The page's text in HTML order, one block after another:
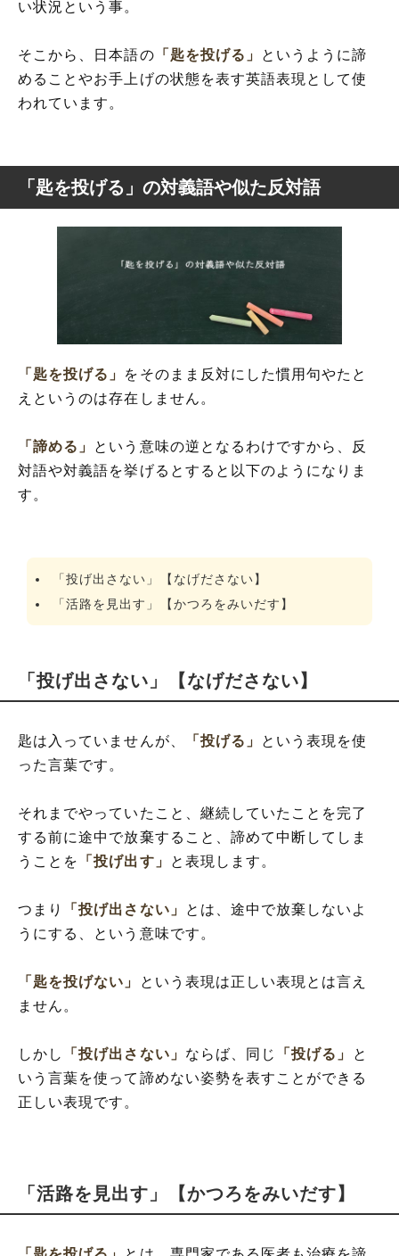
い状況という事。
そこから、日本語の 「匙を投げる」
というように諦
めることやお手上げの状態を表す英語表現として使
われています。
「匙を投げる」の対義語や似た反対語
「匙を投げる」 をそのまま反対にした慣用句やたと
えというのは存在しません。
「諦める」 という意味の逆となるわけですから、反
対語や対義語を挙げるとすると以下のようになりま
す。
「投げ出さない」【なげださない】
「活路を見出す」【かつろをみいだす】
「投げ出さない」【なげださない】
匙は入っていませんが、 「投げる」
という表現を使
った言葉です。
それまでやっていたこと、継続していたことを完了
する前に途中で放棄すること、諦めて中断してしま
うことを
「投げ出す」 と表現します。
つまり 「投げ出さない」
とは、途中で放棄しないよ
うにする、という意味です。
「匙を投げない」
という表現は正しい表現とは言え
ません。
しかし 「投げ出さない」 ならば、同じ 「投げる」
と
いう言葉を使って諦めない姿勢を表すことができる
正しい表現です。
「活路を見出す」【かつろをみいだす】